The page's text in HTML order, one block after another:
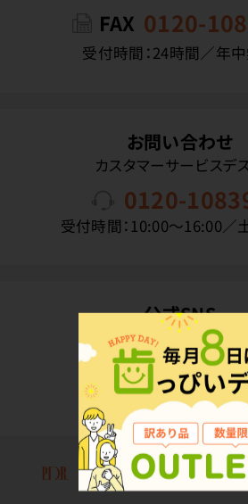
FAX 0120-
受付時間：24時間／年
お問い合わせ
カスタマーサービスデ
0120-
受付時間：10:00〜16:00／
公式SNS
Copyright(C) P.D.R. Co.,Ltd. All